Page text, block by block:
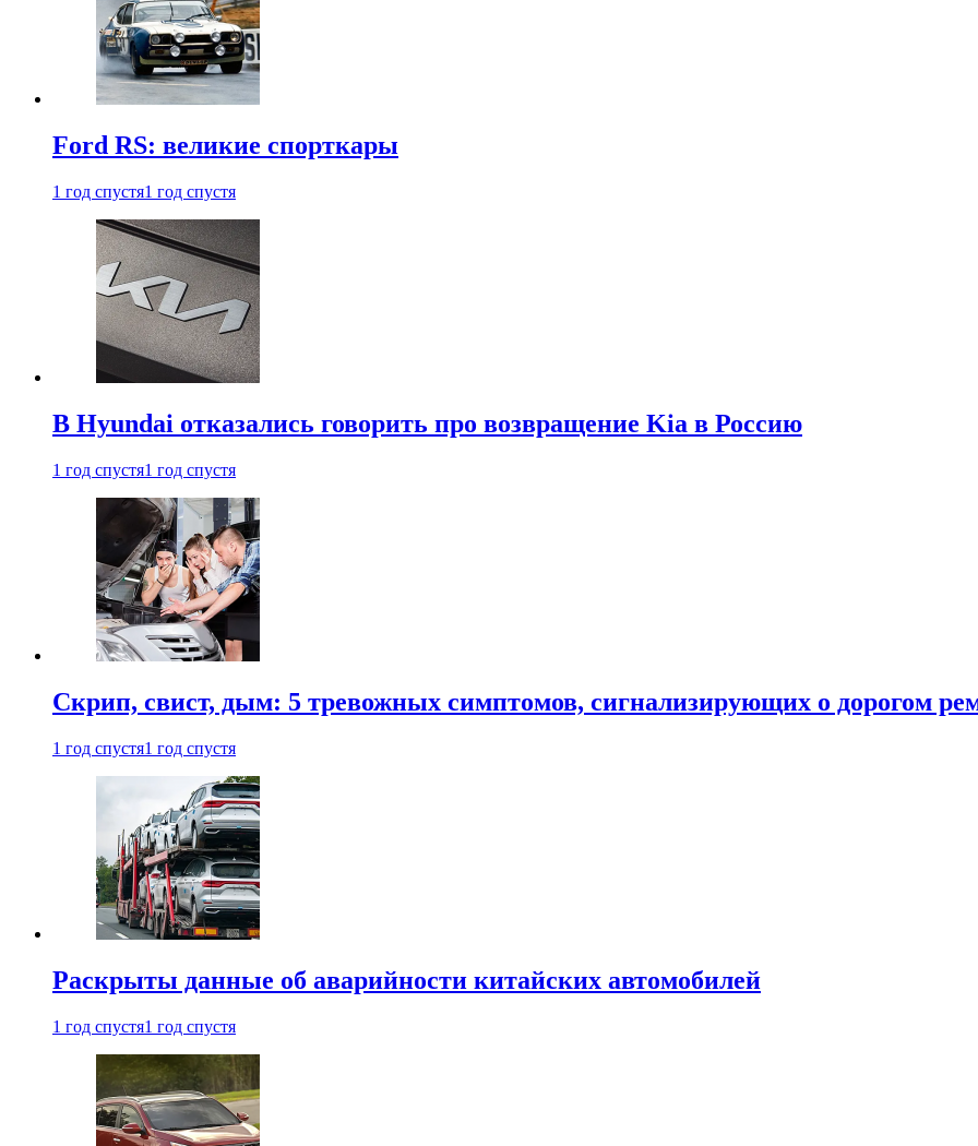
Ford RS: великие спорткары
1 год спустя1 год спустя
В Hyundai отказались говорить про возвращение Kia в Россию
1 год спустя1 год спустя
Скрип, свист, дым: 5 тревожных симптомов, сигнализирующих о дорогом
1 год спустя1 год спустя
Раскрыты данные об аварийности китайских автомобилей
1 год спустя1 год спустя